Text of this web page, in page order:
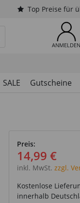
Top Preise für
ANMELDEN
PRODUKTSUCHE
SALE Gutscheine
Preis:
14,99 €
inkl. MwSt. zzgl.
Kostenlose
innerhalb